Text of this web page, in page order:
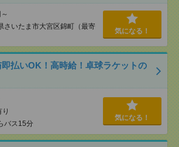
さいたま市大宮区錦町（最寄
気になる！
払いOK！高時給！卓球ラケットの
バス15分
気になる！